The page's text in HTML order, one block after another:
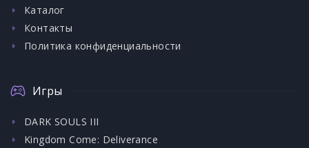
Каталог
Контакты
Политика конфиденциальности
Игры
DARK SOULS III
Kingdom Come: Deliverance